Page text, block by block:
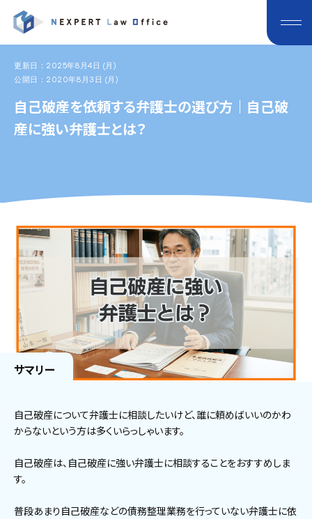
更新日：2025年8月4日 (月)
公開日：2020年8月3日 (月)
自己破産を依頼する弁護士の選び方｜自己破
産に強い弁護士とは？
サマリー
自己破産について弁護士に相談したいけど、誰に頼めばいいのかわ
からないという方は多くいらっしゃいます。
自己破産は、自己破産に強い弁護士に相談することをおすすめしま
す。
普段あまり自己破産などの債務整理業務を行っていない弁護士に依